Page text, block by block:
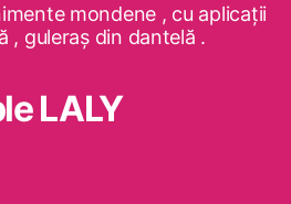
mondene , cu aplicaţii
, guleraş din dantelă .
LALY